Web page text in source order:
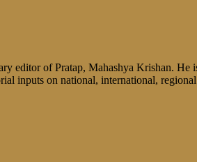
editor of Pratap, Mahashya Krishan.
inputs on national, international,